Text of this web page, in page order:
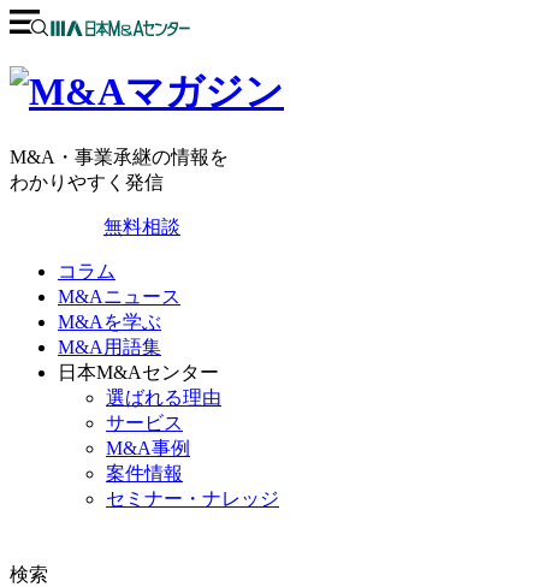
M&A・事業承継の情報を
わかりやすく発信
無料相談
コラム
M&Aニュース
M&Aを学ぶ
M&A用語集
日本M&Aセンター
選ばれる理由
サービス
M&A事例
案件情報
セミナー・ナレッジ
検索